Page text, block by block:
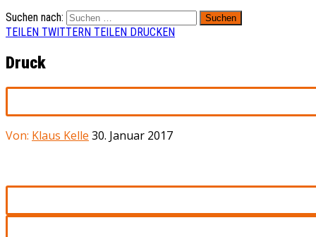
Suchen nach:
TEILEN TWITTERN TEILEN DRUCKEN
Druck
Von: Klaus Kelle 30. Januar 2017